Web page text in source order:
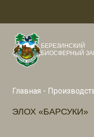
БЕРЕЗИНСКИЙ
БИОСФЕРНЫЙ
Главная -
ЭЛОХ «БАРСУКИ»